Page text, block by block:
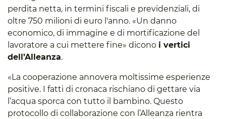
perdita netta, in termini fiscali e previdenziali, di
oltre 750 milioni di euro l'anno. «Un danno
economico, di immagine e di mortificazione del
lavoratore a cui mettere fine» dicono i vertici
dell’Alleanza.
«La cooperazione annovera moltissime esperienze
positive. I fatti di cronaca rischiano di gettare via
l’acqua sporca con tutto il bambino. Questo
protocollo di collaborazione con l’Alleanza rientra